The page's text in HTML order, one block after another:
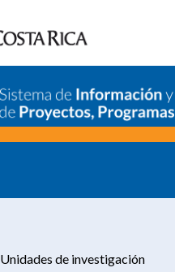
Unidades de investigación